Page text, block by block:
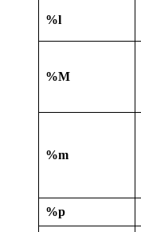
%l
%M
%m
%p